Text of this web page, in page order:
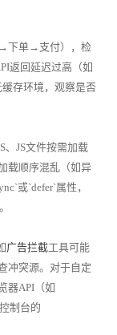
→下单→支付），检
返回延迟过高（如
缓存环境，观察是否
、JS文件按需加载
载顺序混乱（如异
或`defer`属性，
广告拦截工具可能
冲突源。对于自定
器API（如
制台的